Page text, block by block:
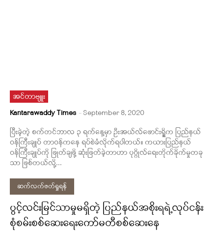
အင်တာဗျူး
Kantarawaddy Times - September 8, 2020
ပြီးခဲ့တဲ့ စက်တင်ဘာလ ၃ ရက်နေ့မှာ ဦးအယ်လ်ဖောင်းရှိူက ပြည်နယ်
ဝန်ကြီးချုပ် တာဝန်ကနေ ရပ်စဲခံလိုက်ရပါတယ်။ ကယားပြည်နယ်
ဝန်ကြီးချုပ်ကို ဖြုတ်ချဖို့ ဆုံးဖြတ်ခဲ့တာဟာ ပုဂ္ဂိုလ်ရေးတိုက်ခိုက်မှုတခု
သာ ဖြစ်တယ်လို့...
ဆက်လက်ဖတ်ရှုရန်
ပွင့်လင်းမြင်သာမှုမရှိတဲ့ ပြည်နယ်အစိုးရရဲ့လုပ်ငန်း
စုံစမ်းစစ်ဆေးရေးကော်မတီစစ်ဆေးနေ